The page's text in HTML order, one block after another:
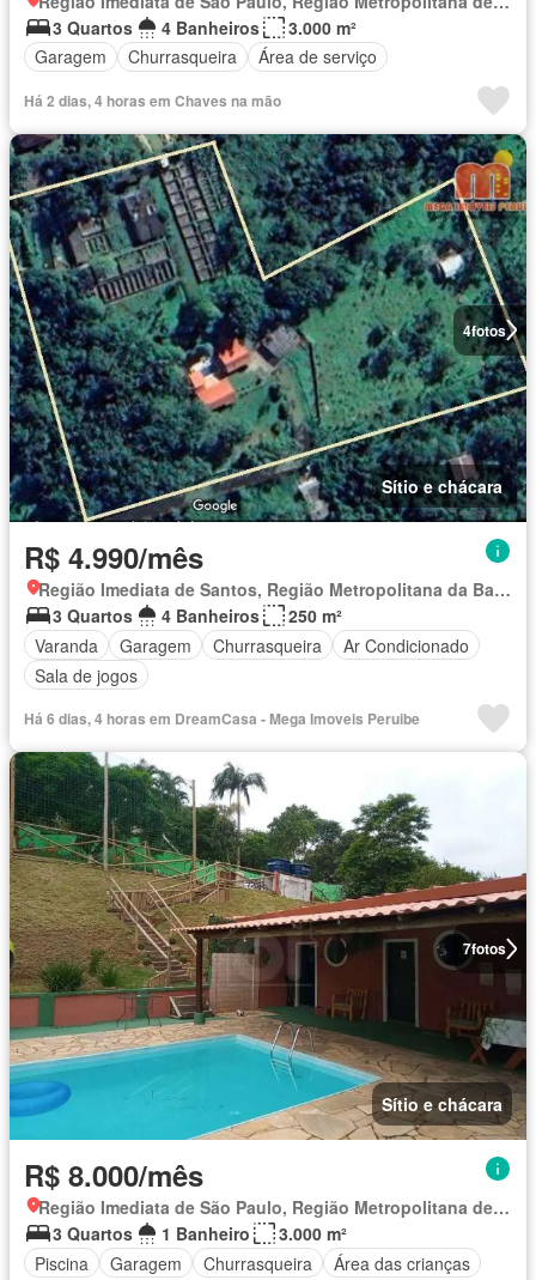
3 Quartos
4 Banheiros
3.000 m²
Garagem
Churrasqueira Área de serviço
Há 2 dias, 4 horas em Chaves na mão
4fotos
Sítio e chácara
R$ 4.990/mês
Região Imediata de Santos, Região Metropolitana da Baixada Santista
3 Quartos
4 Banheiros
250 m²
Varanda
Garagem Churrasqueira
Ar Condicionado
Sala de jogos
Há 6 dias, 4 horas em DreamCasa - Mega Imoveis Peruibe
7fotos
Sítio e chácara
R$ 8.000/mês
Região Imediata de São Paulo, Região Metropolitana de São Paulo
3 Quartos
1 Banheiro
3.000 m²
Piscina
Garagem Churrasqueira Área das crianças